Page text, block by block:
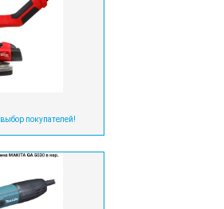
выбор покупателей!